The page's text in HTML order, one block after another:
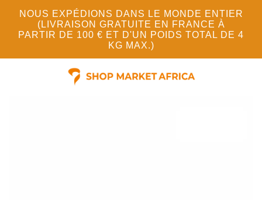
NOUS EXPÉDIONS DANS LE MONDE ENTIER
(LIVRAISON GRATUITE EN FRANCE À
PARTIR DE 100 € ET D'UN POIDS TOTAL DE 4
KG MAX.)